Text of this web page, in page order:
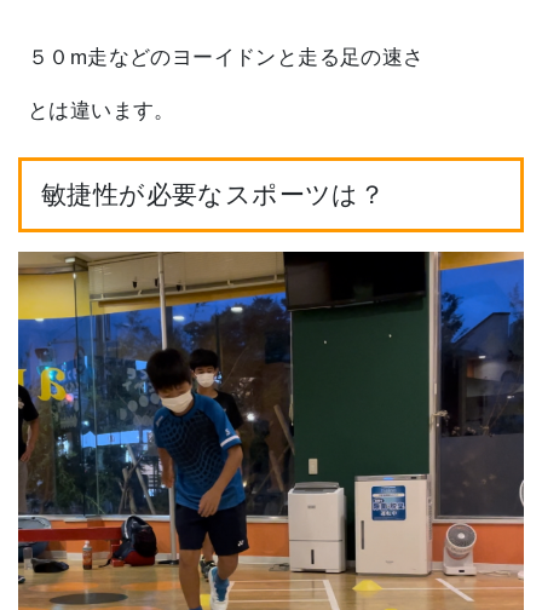
５０m走などのヨーイドンと走る足の速さ
とは違います。
敏捷性が必要なスポーツは？